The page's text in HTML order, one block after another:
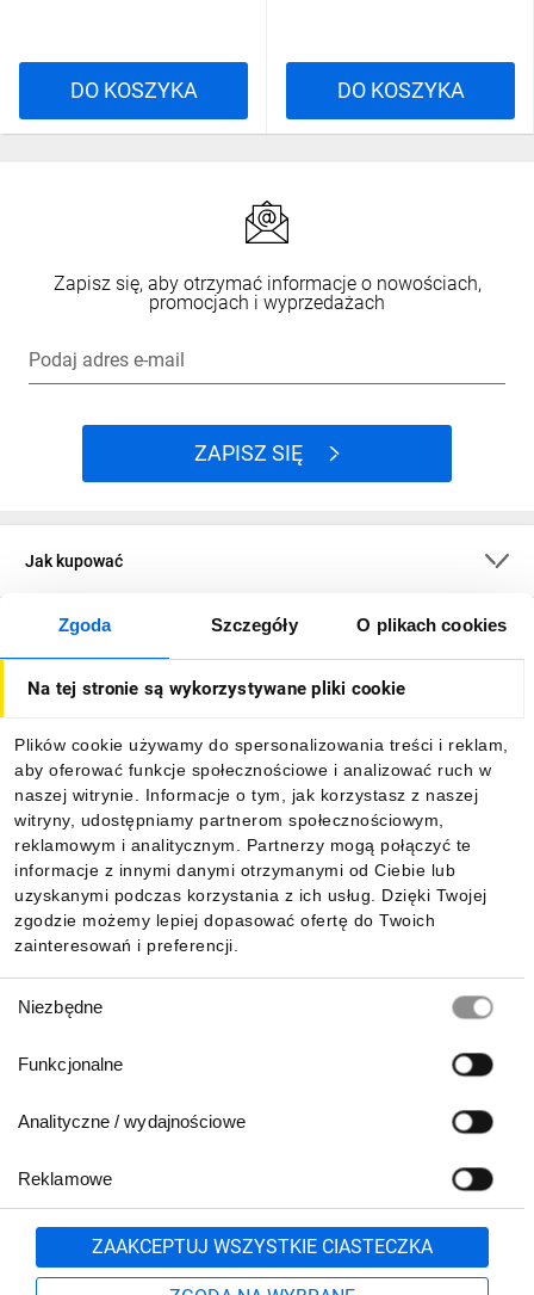
Zgoda Szczegóły O plikach cookies
Na tej stronie są wykorzystywane pliki cookie
Plików cookie używamy do spersonalizowania treści i reklam,
aby oferować funkcje społecznościowe i analizować ruch w
naszej witrynie. Informacje o tym, jak korzystasz z naszej
witryny, udostępniamy partnerom społecznościowym,
reklamowym i analitycznym. Partnerzy mogą połączyć te
informacje z innymi danymi otrzymanymi od Ciebie lub
uzyskanymi podczas korzystania z ich usług. Dzięki Twojej
zgodzie możemy lepiej dopasować ofertę do Twoich
zainteresowań i preferencji.
zgody
Niezbędne
Funkcjonalne
Analityczne / wydajnościowe
Reklamowe
ZAAKCEPTUJ WSZYSTKIE CIASTECZKA
DO KOSZYKA DO KOSZYKA
Zapisz się, aby otrzymać informacje o nowościach,
promocjach i wyprzedażach
Podaj adres e-mail
ZAPISZ SIĘ
Jak kupować
O firmie
Informacje
Pobierz naszą aplikację mobilną:
801 500 700 lub
71 37 61 600